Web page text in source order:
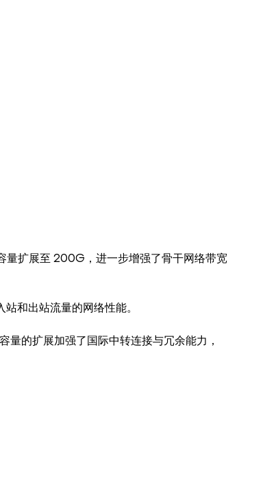
量扩展至 200G，进一步增强了骨干网络带宽
和出站流量的网络性能。
的扩展加强了国际中转连接与冗余能力，